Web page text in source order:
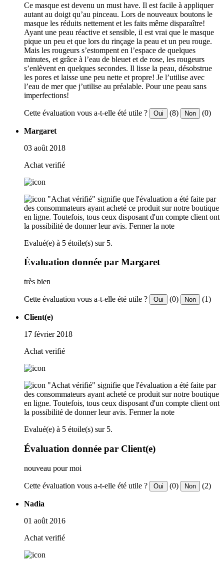
Ce masque est devenu un must have. Il est facile à appliquer
autant au doigt qu’au pinceau. Lors de nouveaux boutons le
masque les réduits nettement et les faits même disparaître!
Ayant une peau réactive et sensible, il est vrai que le masque
pique un peu et que lors du rinçage la peau et un peu rouge.
Mais les rougeurs s’estompent en l’espace de quelques
minutes, et grâce à l’eau de bleuet et de rose, les rougeurs
s’enlèvent en quelques secondes. Il lisse la peau, désobstrue
les pores et laisse une peu nette et propre! Je l’utilise avec
l’eau de mer que j’utilise au préalable. Pour une peau sans
imperfections!
Cette évaluation vous a-t-elle été utile ? Oui (8) Non (0)
Margaret
03 août 2018
Achat verifié
"Achat vérifié" signifie que l'évaluation a été faite par
des consommateurs ayant acheté ce produit sur notre boutique
en ligne. Toutefois, tous ceux disposant d'un compte client ont
la possibilité de donner leur avis. Fermer la note
Evalué(e) à 5 étoile(s) sur 5.
Évaluation donnée par Margaret
très bien
Cette évaluation vous a-t-elle été utile ? Oui (0) Non (1)
Client(e)
17 février 2018
Achat verifié
"Achat vérifié" signifie que l'évaluation a été faite par
des consommateurs ayant acheté ce produit sur notre boutique
en ligne. Toutefois, tous ceux disposant d'un compte client ont
la possibilité de donner leur avis. Fermer la note
Evalué(e) à 5 étoile(s) sur 5.
Évaluation donnée par Client(e)
nouveau pour moi
Cette évaluation vous a-t-elle été utile ? Oui (0) Non (2)
Nadia
01 août 2016
Achat verifié